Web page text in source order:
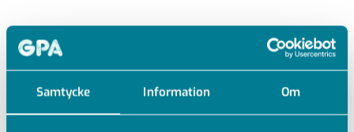
Samtycke Information Om